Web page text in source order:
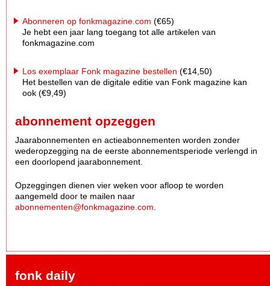
Abonneren op fonkmagazine.com (€65)
Je hebt een jaar lang toegang tot alle artikelen van
fonkmagazine.com
Los exemplaar Fonk magazine bestellen (€14,50)
Het bestellen van de digitale editie van Fonk magazine kan
ook (€9,49)
abonnement opzeggen
Jaarabonnementen en actieabonnementen worden zonder
wederopzegging na de eerste abonnementsperiode verlengd in
een doorlopend jaarabonnement.
Opzeggingen dienen vier weken voor afloop te worden
aangemeld door te mailen naar
abonnementen@fonkmagazine.com
fonk daily